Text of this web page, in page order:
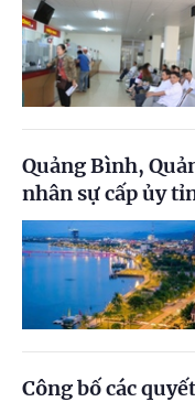
Quảng Bình,
nhân sự cấp ủy
Công bố các